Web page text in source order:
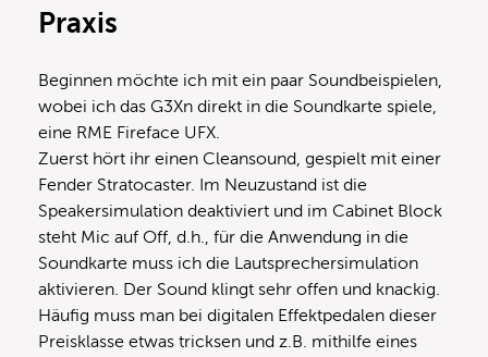
Praxis
Beginnen möchte ich mit ein paar Soundbeispielen,
wobei ich das G3Xn direkt in die Soundkarte spiele,
eine RME Fireface UFX.
Zuerst hört ihr einen Cleansound, gespielt mit einer
Fender Stratocaster. Im Neuzustand ist die
Speakersimulation deaktiviert und im Cabinet Block
steht Mic auf Off, d.h., für die Anwendung in die
Soundkarte muss ich die Lautsprechersimulation
aktivieren. Der Sound klingt sehr offen und knackig.
Häufig muss man bei digitalen Effektpedalen dieser
Preisklasse etwas tricksen und z.B. mithilfe eines